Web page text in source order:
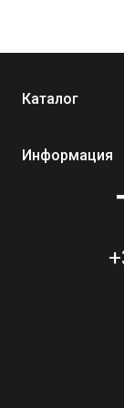
замке.
Для кого
Активные
Это часть
Доступна в
Изготовлено в
Каталог
Информация